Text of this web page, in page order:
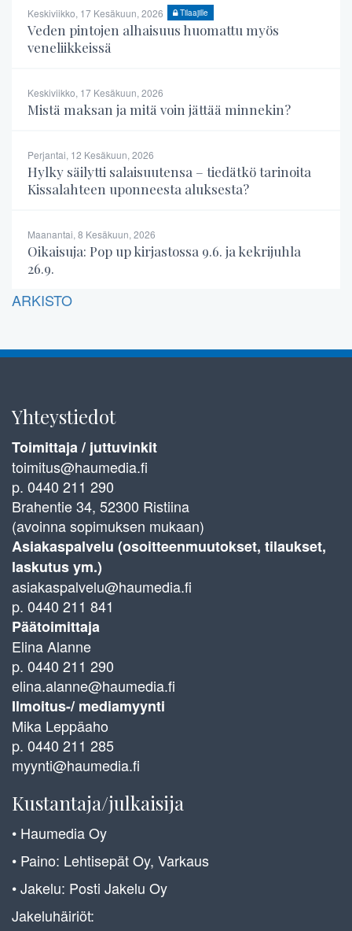
Keskiviikko, 17 Kesäkuun, 2026 Tilaajille
Veden pintojen alhaisuus huomattu myös
veneliikkeissä
Keskiviikko, 17 Kesäkuun, 2026
Mistä maksan ja mitä voin jättää minnekin?
Perjantai, 12 Kesäkuun, 2026
Hylky säilytti salaisuutensa – tiedätkö tarinoita
Kissalahteen uponneesta aluksesta?
Maanantai, 8 Kesäkuun, 2026
Oikaisuja: Pop up kirjastossa 9.6. ja kekrijuhla
26.9.
ARKISTO
Yhteystiedot
Toimittaja / juttuvinkit
toimitus@haumedia.fi
p. 0440 211 290
Brahentie 34, 52300 Ristiina
(avoinna sopimuksen mukaan)
Asiakaspalvelu (osoitteenmuutokset, tilaukset,
laskutus ym.)
asiakaspalvelu@haumedia.fi
p. 0440 211 841
Päätoimittaja
Elina Alanne
p. 0440 211 290
elina.alanne@haumedia.fi
Ilmoitus-/ mediamyynti
Mika Leppäaho
p. 0440 211 285
myynti@haumedia.fi
Kustantaja/julkaisija
• Haumedia Oy
• Paino: Lehtisepät Oy, Varkaus
• Jakelu: Posti Jakelu Oy
Jakeluhäiriöt: